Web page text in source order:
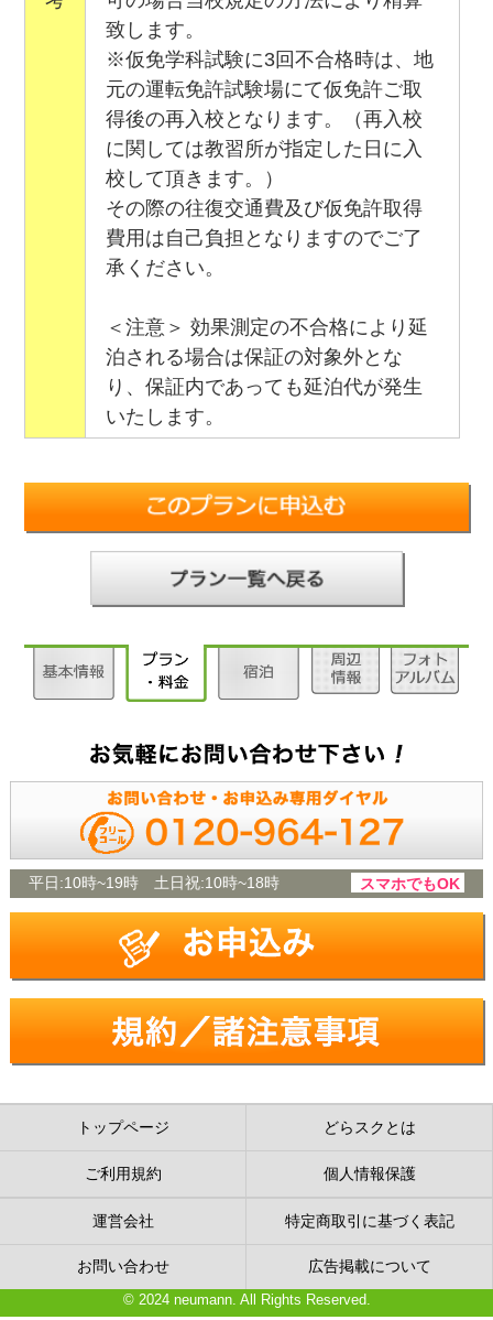
致します。
※仮免学科試験に3回不合格時は、地
元の運転免許試験場にて仮免許ご取
得後の再入校となります。（再入校
に関しては教習所が指定した日に入
校して頂きます。）
その際の往復交通費及び仮免許取得
費用は自己負担となりますのでご了
承ください。
＜注意＞ 効果測定の不合格により延
泊される場合は保証の対象外とな
り、保証内であっても延泊代が発生
いたします。
平日:10時~19時土日祝:10時~18時 スマホでもOK
トップページ どらスクとは
ご利用規約 個人情報保護
運営会社 特定商取引に基づく表記
お問い合わせ 広告掲載について
© 2024 neumann. All Rights Reserved.